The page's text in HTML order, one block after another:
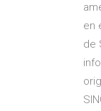
en
de